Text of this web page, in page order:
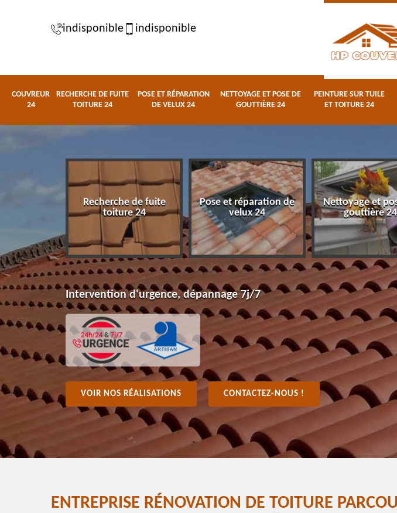
indisponible indisponible
COUVREUR
24
RECHERCHE DE FUITE
TOITURE 24
POSE ET RÉPARATION
DE VELUX 24
NETTOYAGE ET POSE DE
GOUTTIÈRE 24
PEINTURE SUR TUILE
ET TOITURE 24
Recherche de fuite
toiture 24
Pose et réparation de
velux 24
Nettoyage et
gouttière 24
Intervention d'urgence, dépannage 7j/7
VOIR NOS RÉALISATIONS CONTACTEZ-NOUS !
ENTREPRISE RÉNOVATION DE TOITURE